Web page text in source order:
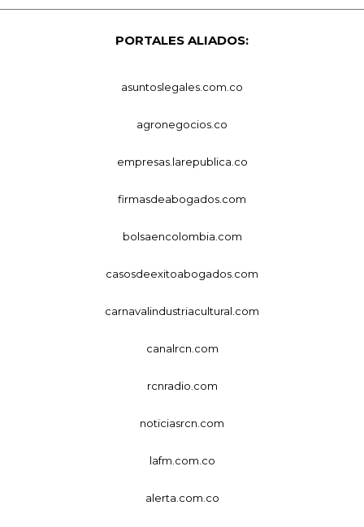
PORTALES ALIADOS:
asuntoslegales.com.co
agronegocios.co
empresas.larepublica.co
firmasdeabogados.com
bolsaencolombia.com
casosdeexitoabogados.com
carnavalindustriacultural.com
canalrcn.com
rcnradio.com
noticiasrcn.com
lafm.com.co
alerta.com.co